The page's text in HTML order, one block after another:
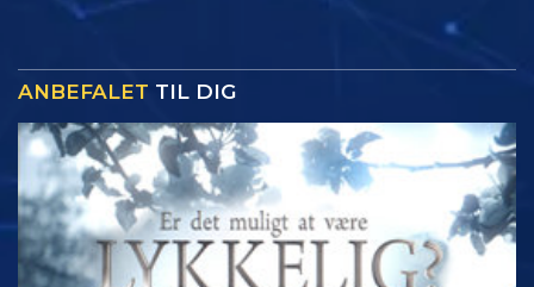
ANBEFALET TIL DIG